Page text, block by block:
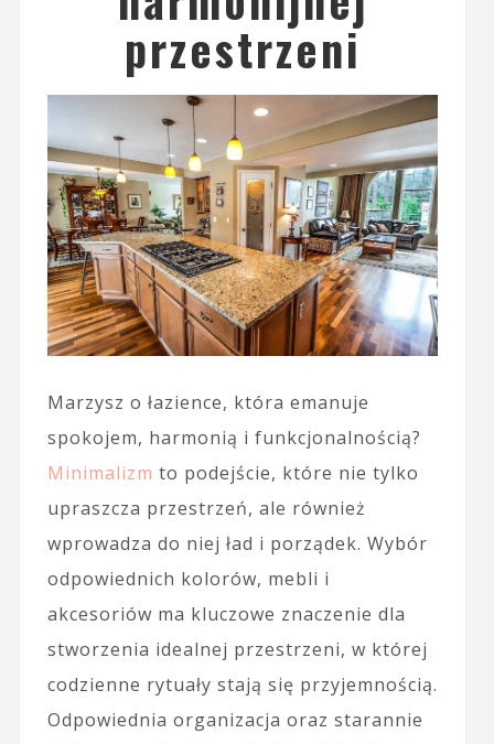
przestrzeni
Marzysz o łazience, która emanuje
spokojem, harmonią i funkcjonalnością?
Minimalizm to podejście, które nie tylko
upraszcza przestrzeń, ale również
wprowadza do niej ład i porządek. Wybór
odpowiednich kolorów, mebli i
akcesoriów ma kluczowe znaczenie dla
stworzenia idealnej przestrzeni, w której
codzienne rytuały stają się przyjemnością.
Odpowiednia organizacja oraz starannie